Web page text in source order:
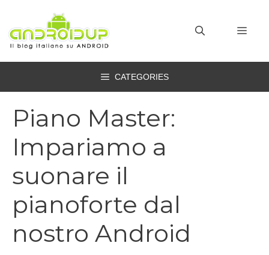
contenuto
CATEGORIES
Piano Master:
Impariamo a
suonare il
pianoforte dal
nostro Android